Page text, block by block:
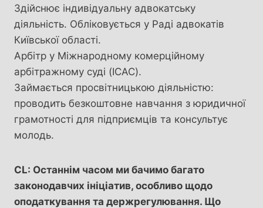
Здійснює індивідуальну адвокатську
діяльність. Обліковується у Раді адвокатів
Київської області.
Арбітр у Міжнародному комерційному
арбітражному суді (ICAC).
Займається просвітницькою діяльністю:
проводить безкоштовне навчання з юридичної
грамотності для підприємців та консультує
молодь.
CL: Останнім часом ми бачимо багато
законодавчих ініціатив, особливо щодо
оподаткування та держрегулювання. Що